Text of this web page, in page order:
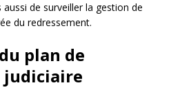
aussi de surveiller la gestion de
du redressement.
plan de
judiciaire